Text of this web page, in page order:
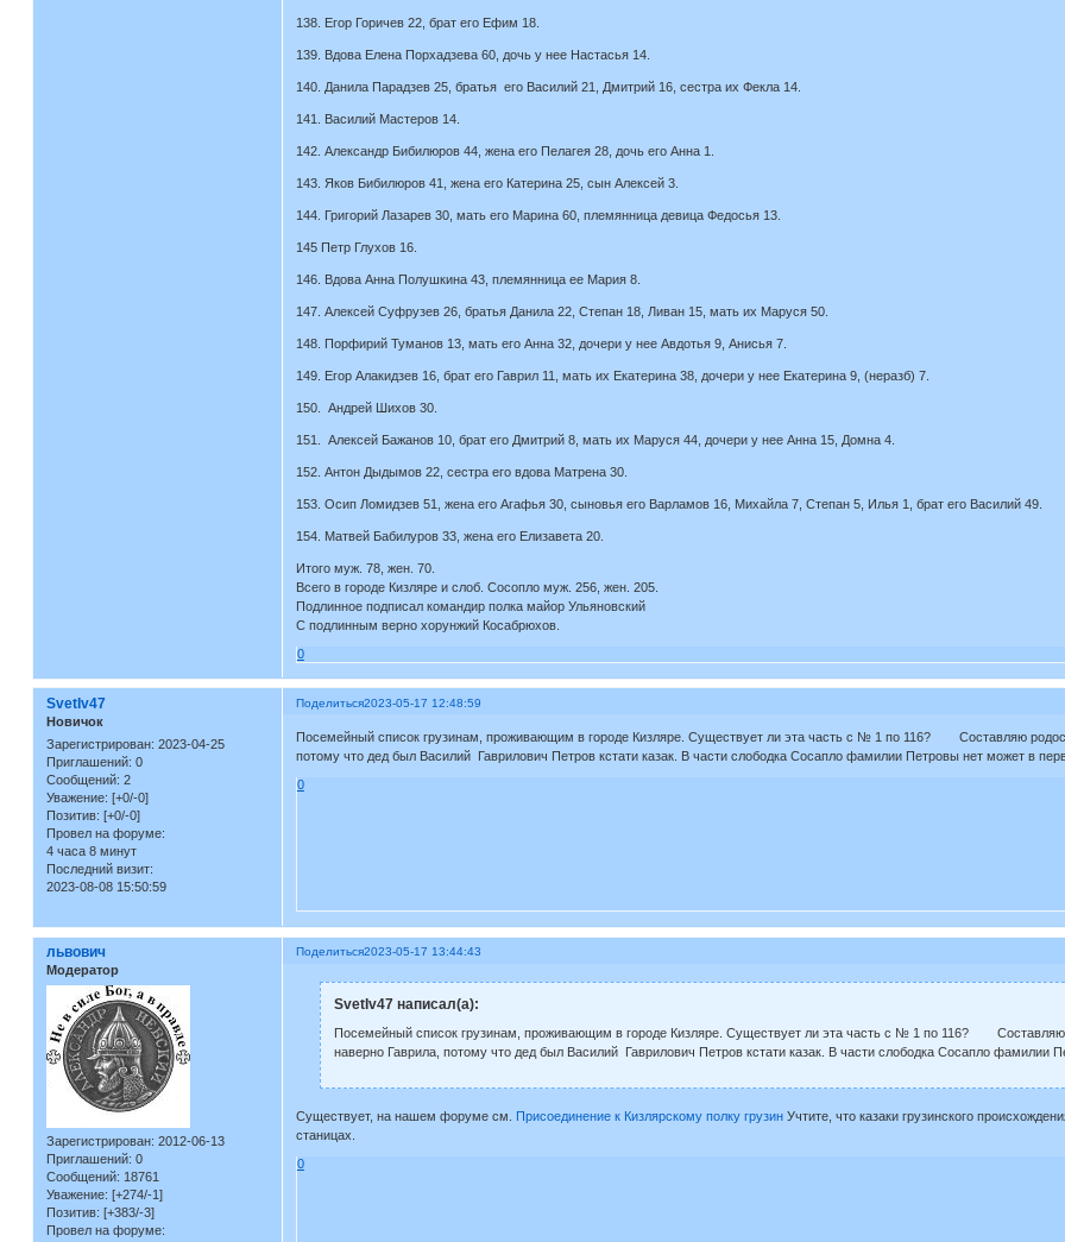
138. Егор Горичев 22, брат его Ефим 18.
139. Вдова Елена Порхадзева 60, дочь у нее Настасья 14.
140. Данила Парадзев 25, братья его Василий 21, Дмитрий 16, сестра их Фекла 14.
141. Василий Мастеров 14.
142. Александр Бибилюров 44, жена его Пелагея 28, дочь его Анна 1.
143. Яков Бибилюров 41, жена его Катерина 25, сын Алексей 3.
144. Григорий Лазарев 30, мать его Марина 60, племянница девица Федосья 13.
145 Петр Глухов 16.
146. Вдова Анна Полушкина 43, племянница ее Мария 8.
147. Алексей Суфрузев 26, братья Данила 22, Степан 18, Ливан 15, мать их Маруся 50.
148. Порфирий Туманов 13, мать его Анна 32, дочери у нее Авдотья 9, Анисья 7.
149. Егор Алакидзев 16, брат его Гаврил 11, мать их Екатерина 38, дочери у нее Екатерина 9, (неразб) 7.
150. Андрей Шихов 30.
151. Алексей Бажанов 10, брат его Дмитрий 8, мать их Маруся 44, дочери у нее Анна 15, Домна 4.
152. Антон Дыдымов 22, сестра его вдова Матрена 30.
153. Осип Ломидзев 51, жена его Агафья 30, сыновья его Варламов 16, Михайла 7, Степан 5, Илья 1, брат его Василий 49.
154. Матвей Бабилуров 33, жена его Елизавета 20.
Итого муж. 78, жен. 70.
Всего в городе Кизляре и слоб. Сосопло муж. 256, жен. 205.
Подлинное подписал командир полка майор Ульяновский
С подлинным верно хорунжий Косабрюхов.
0
Поделиться2023-05-17 12:48:59
SvetIv47
Новичок
Зарегистрирован: 2023-04-25
Приглашений: 0
Сообщений: 2
Уважение: [+0/-0]
Позитив: [+0/-0]
Провел на форуме:
4 часа 8 минут
Последний визит:
2023-08-08 15:50:59
Посемейный список грузинам, проживающим в городе Кизляре. Существует ли эта часть с № 1 по 116? Составляю
потому что дед был Василий Гаврилович Петров кстати казак. В части слободка Сосапло фамилии Петровы нет может в
0
Поделиться2023-05-17 13:44:43
львович
Модератор
Зарегистрирован: 2012-06-13
Приглашений: 0
Сообщений: 18761
Уважение: [+274/-1]
Позитив: [+383/-3]
Провел на форуме:
SvetIv47 написал(а):
Посемейный список грузинам, проживающим в городе Кизляре. Существует ли эта часть с № 1 по 116?
наверно Гаврила, потому что дед был Василий Гаврилович Петров кстати казак. В части слободка Сосапло фамилии
Существует, на нашем форуме см. Присоединение к Кизлярскому полку грузинУчтите, что казаки грузинского
станицах.
0